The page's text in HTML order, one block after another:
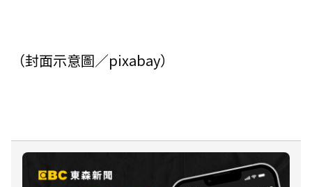
（封面示意圖／pixabay）